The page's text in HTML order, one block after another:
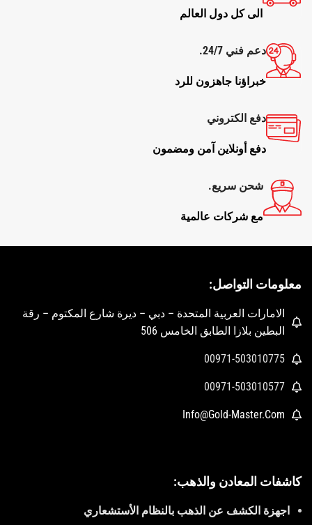
الى كل دول العالم
دعم فني 24/7.
خبراؤنا جاهزون للرد
دفع الكتروني
دفع أونلاين آمن ومضمون
شحن سريع.
مع شركات عالمية
معلومات التواصل:
الامارات العربية المتحدة – دبي – ديرة شارع المكتوم – رقة
البطين بلازا الطابق الخامس 506
00971-503010775
00971-503010577
Info@Gold-Master.Com
كاشفات المعادن والذهب:
اجهزة الكشف عن الذهب بالنظام الأستشعاري